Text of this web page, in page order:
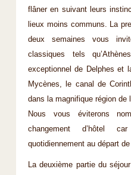
flâner en suivant leurs
lieux moins communs. La
deux semaines vous
classiques tels
exceptionnel de Delphes et
Mycènes, le canal de
dans la magnifique région de
Nous vous éviterons
changement d’hôtel
quotidiennement au départ
La deuxième partie du